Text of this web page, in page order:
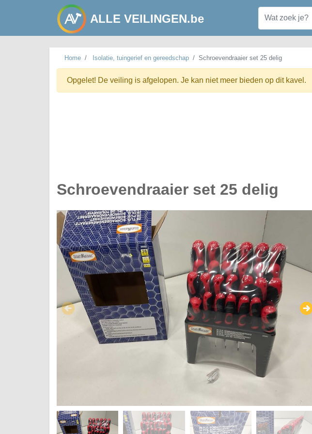
ALLE VEILINGEN.be
Home Isolatie, tuingerief en gereedschap Schroevendraaier set 25 delig
Opgelet! De veiling is afgelopen. Je kan niet meer bieden op dit kavel.
Schroevendraaier set 25 delig